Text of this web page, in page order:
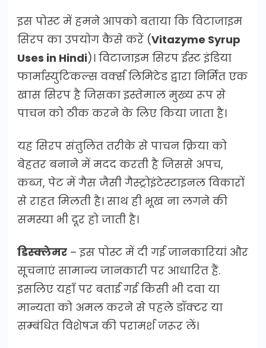
इस पोस्ट में हमने आपको बताया कि विटाजाइम
सिरप का उपयोग कैसे करें (Vitazyme Syrup
Uses in Hindi)। विटाजाइम सिरप ईस्ट इंडिया
फार्मास्युटिकल्स वर्क्स लिमिटेड द्वारा निर्मित एक
खास सिरप है जिसका इस्तेमाल मुख्य रूप से
पाचन को ठीक करने के लिए किया जाता है।
यह सिरप संतुलित तरीके से पाचन क्रिया को
बेहतर बनाने में मदद करती है जिससे अपच,
कब्ज, पेट में गैस जैसी गैस्ट्रोइंटेस्टाइनल विकारों
से राहत मिलती है। साथ ही भूख ना लगने की
समस्या भी दूर हो जाती है।
डिस्क्लेमर – इस पोस्ट में दी गई जानकारियां और
सूचनाएं सामान्य जानकारी पर आधारित हैं.
इसलिए यहाँ पर बताई गई किसी भी दवा या
मान्यता को अमल करने से पहले डॉक्टर या
सम्बंधित विशेषज्ञ की परामर्श जरूर लें।